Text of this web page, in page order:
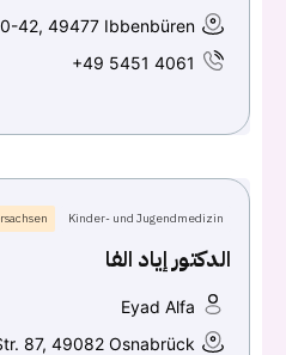
42, 49477 Ibbenbüren
+49 5451 4061
Kinder- und Jugendmedizin
الدكتور إياد الفا
Eyad Alfa
87, 49082 Osnabrück